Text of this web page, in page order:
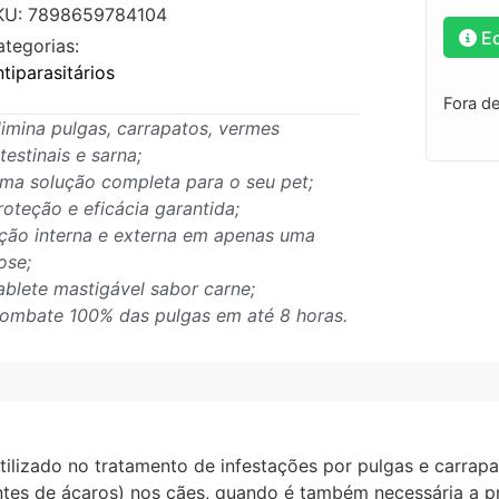
7898659784104
pulgas, carrapatos, vermes
e sarna;
solução completa para o seu pet;
e eficácia garantida;
interna e externa em apenas uma
mastigável sabor carne;
100% das pulgas em até 8 horas.
Fora
no tratamento de infestações por pulgas e
de ácaros) nos cães, quando é também necessária a